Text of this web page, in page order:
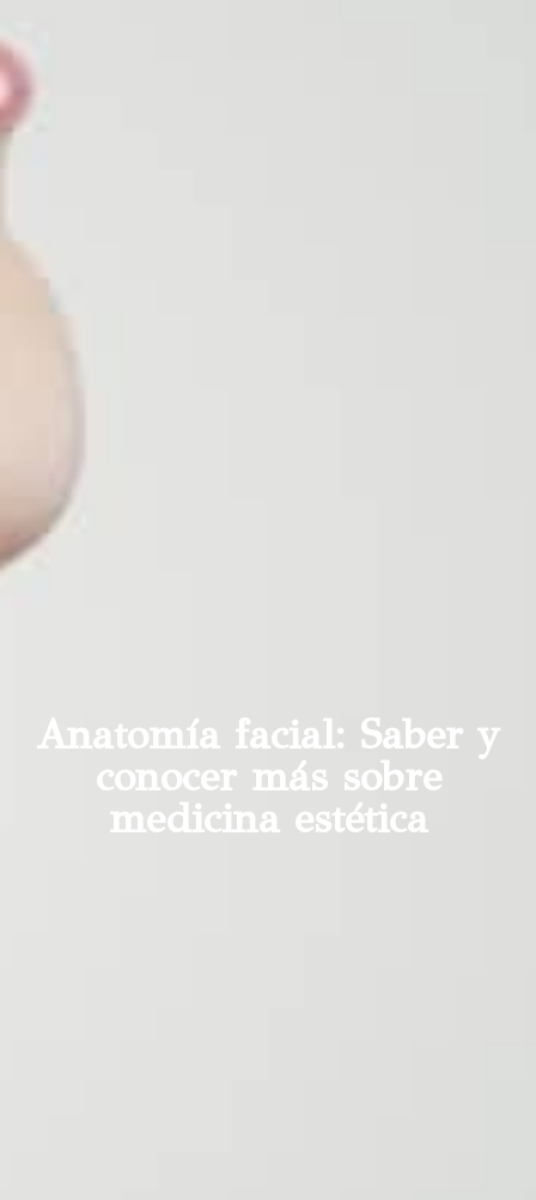
Anatomía facial: Saber y
conocer más sobre
medicina estética